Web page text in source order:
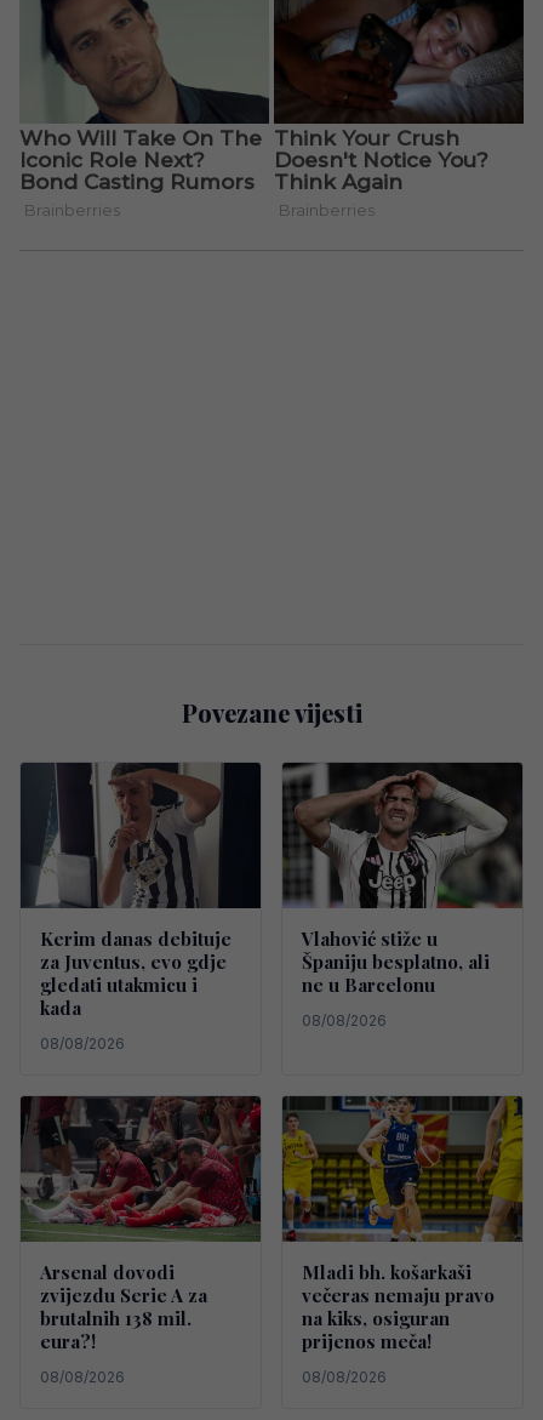
Povezane vijesti
Kerim danas debituje
za Juventus, evo gdje
gledati utakmicu i
kada
08/08/2026
Vlahović stiže u
Španiju besplatno, ali
ne u Barcelonu
08/08/2026
Arsenal dovodi
zvijezdu Serie A za
brutalnih 138 mil.
eura?!
08/08/2026
Mladi bh. košarkaši
večeras nemaju pravo
na kiks, osiguran
prijenos meča!
08/08/2026